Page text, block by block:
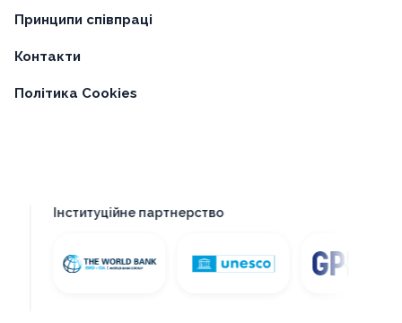
Принципи співпраці
Контакти
Політика Cookies
Інституційне партнерство